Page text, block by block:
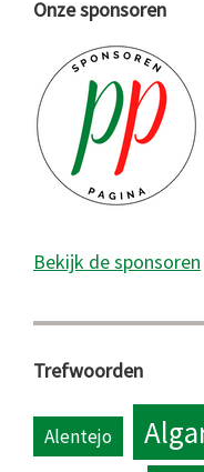
Onze sponsoren
Bekijk de sponsoren
Trefwoorden
Alentejo